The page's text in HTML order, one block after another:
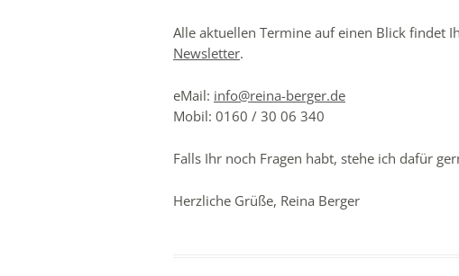
Alle aktuellen Termine auf einen Blick findet
Newsletter.
eMail: info@reina-berger.de
Mobil: 0160 / 30 06 340
Falls Ihr noch Fragen habt, stehe ich dafür
Herzliche Grüße, Reina Berger